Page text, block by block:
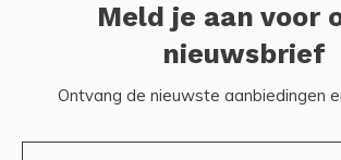
Meld je aan voor
nieuwsbrief
Ontvang de nieuwste aanbiedingen